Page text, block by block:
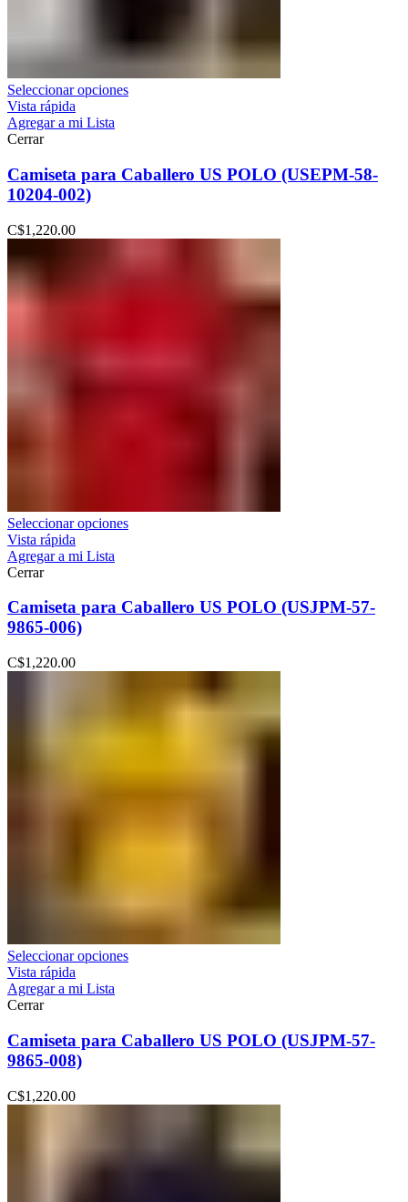
Seleccionar opciones
Vista rápida
Agregar a mi Lista
Cerrar
Camiseta para Caballero US POLO (USEPM-58-
10204-002)
C$1,220.00
Seleccionar opciones
Vista rápida
Agregar a mi Lista
Cerrar
Camiseta para Caballero US POLO (USJPM-57-
9865-006)
C$1,220.00
Seleccionar opciones
Vista rápida
Agregar a mi Lista
Cerrar
Camiseta para Caballero US POLO (USJPM-57-
9865-008)
C$1,220.00